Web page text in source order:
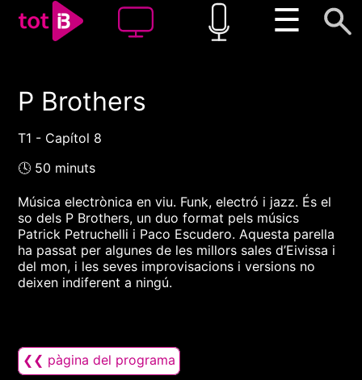
☰
00:00 00:00
P Brothers
T1 - Capítol 8
🕓 50 minuts
Música electrònica en viu. Funk, electró i jazz. És el
so dels P Brothers, un duo format pels músics
Patrick Petruchelli i Paco Escudero. Aquesta parella
ha passat per algunes de les millors sales d’Eivissa i
del mon, i les seves improvisacions i versions no
deixen indiferent a ningú.
❮❮ pàgina del programa